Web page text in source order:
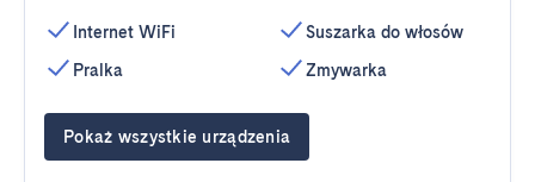
Internet WiFi
Pralka
Suszarka do włosów
Zmywarka
Pokaż wszystkie urządzenia